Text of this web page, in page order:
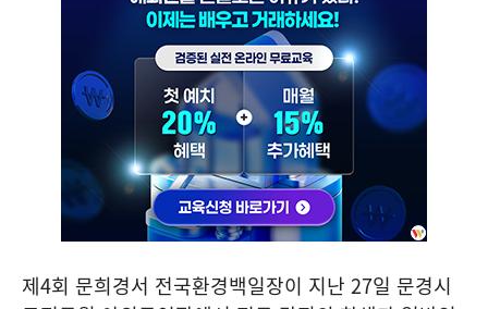
제4회 문희경서 전국환경백일장이 지난 27일 문경시